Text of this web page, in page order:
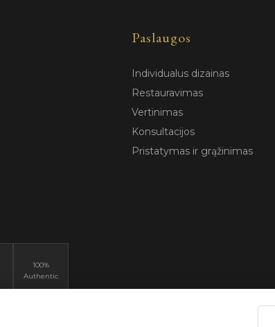
Paslaugos
Individualus dizainas
Restauravimas
Vertinimas
Konsultacijos
Pristatymas ir grąžinimas
100%
Authentic